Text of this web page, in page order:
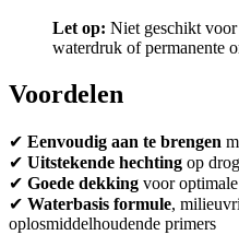
Let op: Niet geschikt voor
waterdruk of permanente
Voordelen
✔ Eenvoudig aan te brengen
✔ Uitstekende hechting op
✔ Goede dekking voor
✔ Waterbasis formule,
oplosmiddelhoudende primers